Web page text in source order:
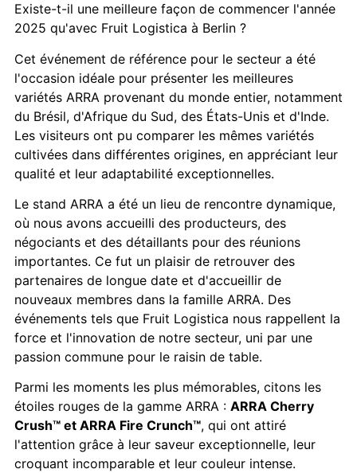
Existe-t-il une meilleure façon de commencer l'année
2025 qu'avec Fruit Logistica à Berlin ?
Cet événement de référence pour le secteur a été
l'occasion idéale pour présenter les meilleures
variétés ARRA provenant du monde entier, notamment
du Brésil, d'Afrique du Sud, des États-Unis et d'Inde.
Les visiteurs ont pu comparer les mêmes variétés
cultivées dans différentes origines, en appréciant leur
qualité et leur adaptabilité exceptionnelles.
Le stand ARRA a été un lieu de rencontre dynamique,
où nous avons accueilli des producteurs, des
négociants et des détaillants pour des réunions
importantes. Ce fut un plaisir de retrouver des
partenaires de longue date et d'accueillir de
nouveaux membres dans la famille ARRA. Des
événements tels que Fruit Logistica nous rappellent la
force et l'innovation de notre secteur, uni par une
passion commune pour le raisin de table.
Parmi les moments les plus mémorables, citons les
étoiles rouges de la gamme ARRA : ARRA Cherry
Crush™ et ARRA Fire Crunch™, qui ont attiré
l'attention grâce à leur saveur exceptionnelle, leur
croquant incomparable et leur couleur intense.